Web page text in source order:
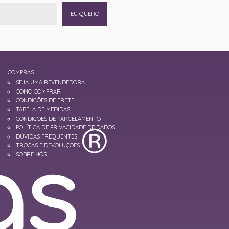
EU QUERO
COMPRAS
SEJA UMA REVENDEDORA
COMO COMPRAR
CONDIÇÕES DE FRETE
TABELA DE MEDIDAS
CONDIÇÕES DE PARCELAMENTO
POLÍTICA DE PRIVACIDADE DE DADOS
DÚVIDAS FREQUENTES
TROCAS E DEVOLUÇOES
SOBRE NÓS